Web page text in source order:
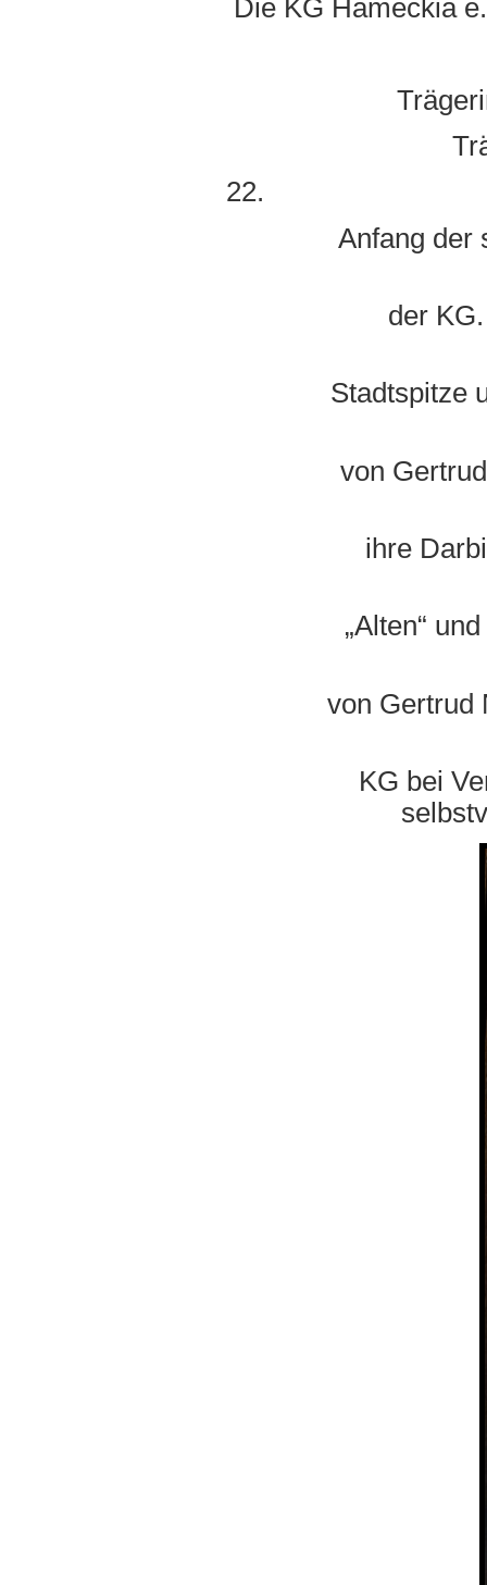
Die KG Hameckia
Anfang der
der KG. Die
Stadtspitze und
von Gertrud,
ihre
„Alten“ und
von Gertrud
KG bei